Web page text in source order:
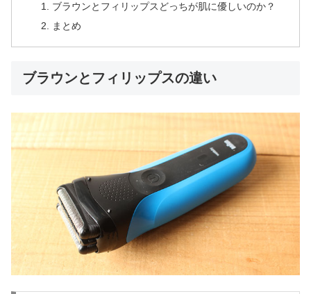
ブラウンとフィリップスどっちが肌に優しいのか？
まとめ
ブラウンとフィリップスの違い